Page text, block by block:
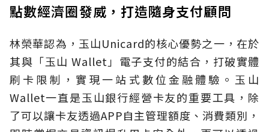
點數經濟圈發威，打造隨身支付顧問
林榮華認為，玉山Unicard的核心優勢之一，在於
其與「玉山 Wallet」電子支付的結合，打破實體
刷卡限制，實現一站式數位金融體驗。玉山
Wallet一直是玉山銀行經營卡友的重要工具，除
了可以讓卡友透過APP自主管理額度、消費類別，